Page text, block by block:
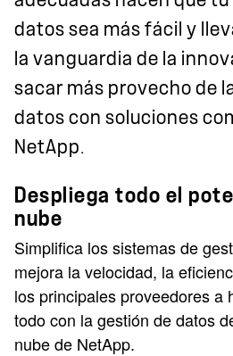
datos sea más fácil y
la vanguardia de la
sacar más provecho de
datos con soluciones
NetApp.
Despliega todo el
nube
Simplifica los sistemas de
mejora la velocidad, la
los principales proveedores a
todo con la gestión de datos
nube de NetApp.